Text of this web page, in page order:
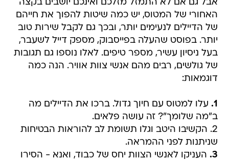
אבל גם אם לא התמזל מזלכם ואינכם יושבים בקצה
האחורי של המטוס, יש כמה שיטות להפוך את חייהם
של הדיילים לנעימים יותר, ובכך גם לקבל שירות טוב
יותר. בפוסט שהעלה בפייסבוק, מספק דייל לשעבר,
בעל ניסיון עשיר, מספר טיפים. לאלו נוספו גם תגובות
של גולשים, רבים מהם אנשי צוות אוויר. הנה כמה
דוגמאות:
1. עלו למטוס עם חיוך גדול. ברכו את הדיילים מה
ב"מה שלומך"? זה עושה פלאים.
2. הקשיבו היטב וגלו תשומת לב להוראות הבטיחות
שניתנות לפני ההמראה.
3. העניקו לאנשי הצוות יחס של כבוד, ואנא - הסירו